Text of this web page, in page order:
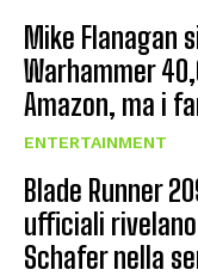
Mike Flanagan
Warhammer
Amazon, ma i
ENTERTAINMENT
Blade Runner
ufficiali
Schafer nella